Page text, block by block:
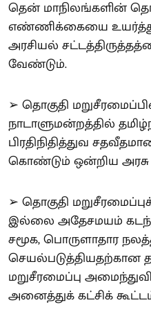
தென் மாநிலங்களின்
எண்ணிக்கையை
அரசியல்
வேண்டும்.
➢ தொகுதி
நாடாளுமன்றத்தில்
பிரதிநிதித்துவ
கொண்டும் ஒன்றிய அரசு
➢ தொகுதி
இல்லை அதேசமயம்
சமூக, பொருளாதார
மறுசீரமைப்பு
அனைத்துக் கட்சிக் கூட்டம்